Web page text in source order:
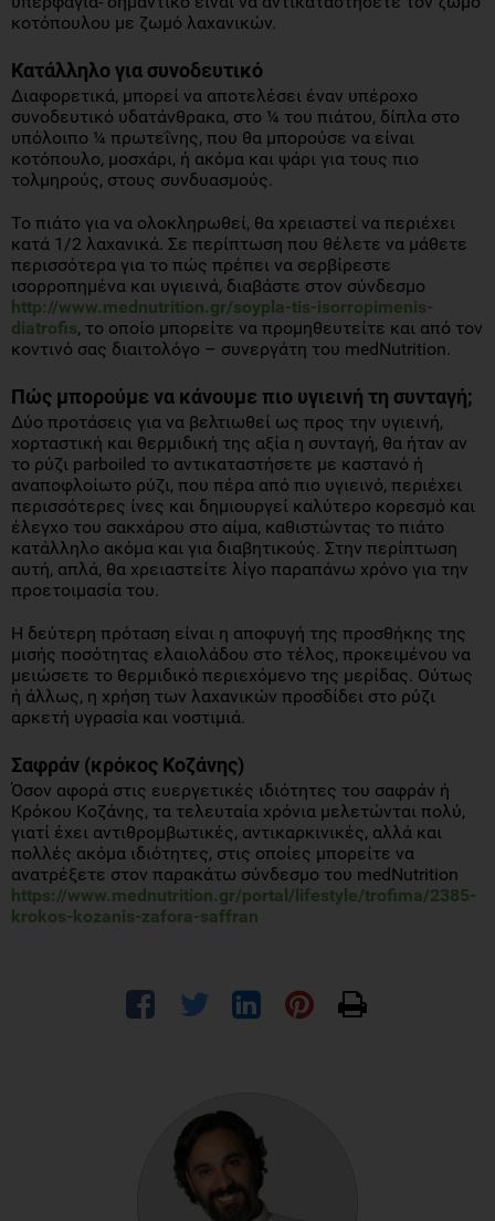
κοτόπουλου με ζωμό λαχανικών.
Κατάλληλο για συνοδευτικό
Διαφορετικά, μπορεί να αποτελέσει έναν υπέροχο
συνοδευτικό υδατάνθρακα, στο ¼ του πιάτου, δίπλα στο
υπόλοιπο ¼ πρωτεΐνης, που θα μπορούσε να είναι
κοτόπουλο, μοσχάρι, ή ακόμα και ψάρι για τους πιο
τολμηρούς, στους συνδυασμούς.
Το πιάτο για να ολοκληρωθεί, θα χρειαστεί να περιέχει
κατά 1/2 λαχανικά. Σε περίπτωση που θέλετε να μάθετε
περισσότερα για το πώς πρέπει να σερβίρεστε
ισορροπημένα και υγιεινά, διαβάστε στον σύνδεσμο
http://www.mednutrition.gr/soypla-tis-isorropimenis-
diatrofis, το οποίο μπορείτε να προμηθευτείτε και από τον
κοντινό σας διαιτολόγο – συνεργάτη του medNutrition.
Πώς μπορούμε να κάνουμε πιο υγιεινή τη συνταγή;
Δύο προτάσεις για να βελτιωθεί ως προς την υγιεινή,
χορταστική και θερμιδική της αξία η συνταγή, θα ήταν αν
το ρύζι parboiled το αντικαταστήσετε με καστανό ή
αναποφλοίωτο ρύζι, που πέρα από πιο υγιεινό, περιέχει
περισσότερες ίνες και δημιουργεί καλύτερο κορεσμό και
έλεγχο του σακχάρου στο αίμα, καθιστώντας το πιάτο
κατάλληλο ακόμα και για διαβητικούς. Στην περίπτωση
αυτή, απλά, θα χρειαστείτε λίγο παραπάνω χρόνο για την
προετοιμασία του.
Η δεύτερη πρόταση είναι η αποφυγή της προσθήκης της
μισής ποσότητας ελαιολάδου στο τέλος, προκειμένου να
μειώσετε το θερμιδικό περιεχόμενο της μερίδας. Ούτως
ή άλλως, η χρήση των λαχανικών προσδίδει στο ρύζι
αρκετή υγρασία και νοστιμιά.
Σαφράν (κρόκος Κοζάνης)
Όσον αφορά στις ευεργετικές ιδιότητες του σαφράν ή
Κρόκου Κοζάνης, τα τελευταία χρόνια μελετώνται πολύ,
γιατί έχει αντιθρομβωτικές, αντικαρκινικές, αλλά και
πολλές ακόμα ιδιότητες, στις οποίες μπορείτε να
ανατρέξετε στον παρακάτω σύνδεσμο του medNutrition
https://www.mednutrition.gr/portal/lifestyle/trofima/2385-
krokos-kozanis-zafora-saffran